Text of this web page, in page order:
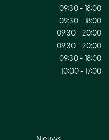
09:30 - 18:00
09:30 - 18:00
09:30 - 20:00
09:30 - 20:00
09:30 - 18:00
10:00 - 17:00